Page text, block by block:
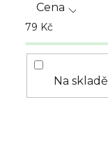
Cena
79 Kč
Na skladě